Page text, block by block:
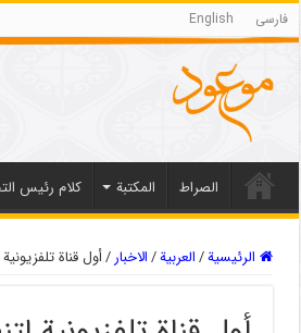
فارسی English
الصراط المکتبة كلام رئيس
الرئيسية/العربیة/الاخبار /أول قناة